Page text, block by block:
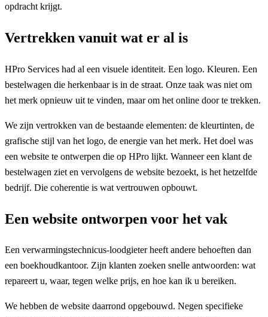
opdracht krijgt.
Vertrekken vanuit wat er al is
HPro Services had al een visuele identiteit. Een logo. Kleuren. Een
bestelwagen die herkenbaar is in de straat. Onze taak was niet om
het merk opnieuw uit te vinden, maar om het online door te trekken.
We zijn vertrokken van de bestaande elementen: de kleurtinten, de
grafische stijl van het logo, de energie van het merk. Het doel was
een website te ontwerpen die op HPro lijkt. Wanneer een klant de
bestelwagen ziet en vervolgens de website bezoekt, is het hetzelfde
bedrijf. Die coherentie is wat vertrouwen opbouwt.
Een website ontworpen voor het vak
Een verwarmingstechnicus-loodgieter heeft andere behoeften dan
een boekhoudkantoor. Zijn klanten zoeken snelle antwoorden: wat
repareert u, waar, tegen welke prijs, en hoe kan ik u bereiken.
We hebben de website daarrond opgebouwd. Negen specifieke